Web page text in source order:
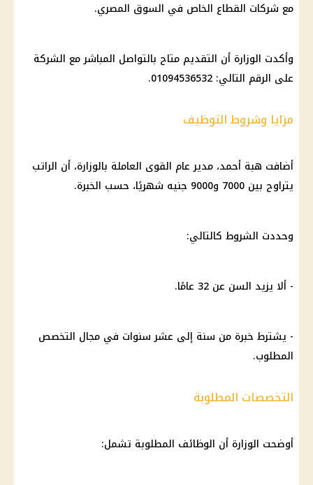
مع شركات القطاع الخاص في السوق المصري.
وأكدت الوزارة أن التقديم متاح بالتواصل المباشر مع الشركة
على الرقم التالي: 01094536532.
مزايا وشروط التوظيف
أضافت هبة أحمد، مدير عام القوى العاملة بالوزارة، أن الراتب
يتراوح بين 7000 و9000 جنيه شهريًا، حسب الخبرة.
وحددت الشروط كالتالي:
- ألا يزيد السن عن 32 عامًا.
- يشترط خبرة من سنة إلى عشر سنوات في مجال التخصص
المطلوب.
التخصصات المطلوبة
أوضحت الوزارة أن الوظائف المطلوبة تشمل: